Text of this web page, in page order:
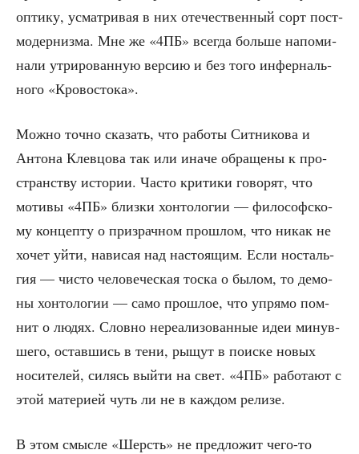
опти­ку, усмат­ри­вая в них оте­че­ствен­ный сорт пост­
мо­дер­низ­ма. Мне же «4ПБ» все­гда боль­ше напо­ми­
на­ли утри­ро­ван­ную вер­сию и без того инфер­наль­
но­го «Кро­во­сто­ка».
Мож­но точ­но ска­зать, что рабо­ты Сит­ни­ко­ва и
Анто­на Клев­цо­ва так или ина­че обра­ще­ны к про­
стран­ству исто­рии. Часто кри­ти­ки гово­рят, что
моти­вы «4ПБ» близ­ки хон­то­ло­гии — фило­соф­ско­
му кон­цеп­ту о при­зрач­ном про­шлом, что никак не
хочет уйти, нави­сая над насто­я­щим. Если носталь­
гия — чисто чело­ве­че­ская тос­ка о былом, то демо­
ны хон­то­ло­гии — само про­шлое, что упря­мо пом­
нит о людях. Слов­но нере­а­ли­зо­ван­ные идеи минув­
ше­го, остав­шись в тени, рыщут в поис­ке новых
носи­те­лей, силясь вый­ти на свет. «4ПБ» рабо­та­ют с
этой мате­ри­ей чуть ли не в каж­дом релизе.
В этом смыс­ле «Шерсть» не пред­ло­жит чего-то